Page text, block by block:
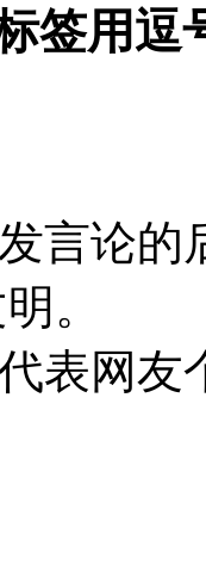
签用逗
言论的
。
表网友